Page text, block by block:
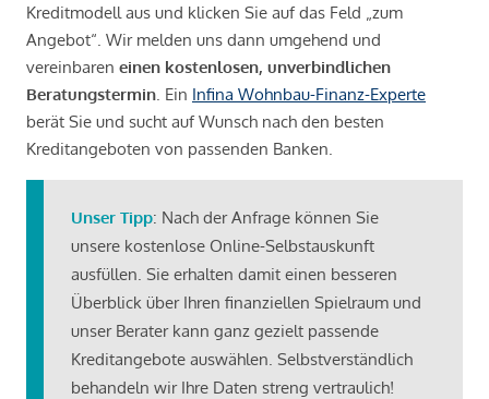
Kreditmodell aus und klicken Sie auf das Feld „zum
Angebot“. Wir melden uns dann umgehend und
vereinbaren einen kostenlosen, unverbindlichen
Beratungstermin . Ein Infina Wohnbau-Finanz-Experte
berät Sie und sucht auf Wunsch nach den besten
Kreditangeboten von passenden Banken.
Unser Tipp: Nach der Anfrage können Sie
unsere kostenlose Online-Selbstauskunft
ausfüllen. Sie erhalten damit einen besseren
Überblick über Ihren finanziellen Spielraum und
unser Berater kann ganz gezielt passende
Kreditangebote auswählen. Selbstverständlich
behandeln wir Ihre Daten streng vertraulich!